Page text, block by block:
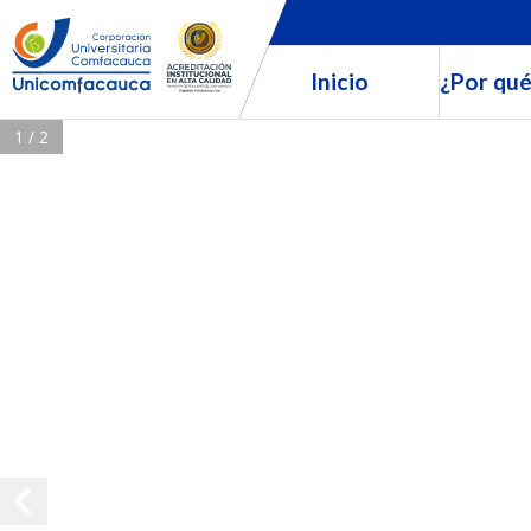
Inicio ¿Por
1 / 2